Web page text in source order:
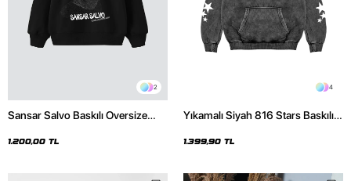
2
Sansar Salvo Baskılı Oversize
1.200,00 TL
4
Yıkamalı Siyah 816 Stars Baskılı
1.399,90 TL